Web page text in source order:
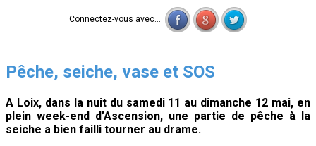
Connectez-vous avec...
Pêche, seiche, vase et SOS
A Loix, dans la nuit du samedi 11 au dimanche 12 mai, en
plein week-end d’Ascension, une partie de pêche à la
seiche a bien failli tourner au drame.